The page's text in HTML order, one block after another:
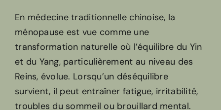
En médecine traditionnelle chinoise, la
ménopause est vue comme une
transformation naturelle où l’équilibre du Yin
et du Yang, particulièrement au niveau des
Reins, évolue. Lorsqu’un déséquilibre
survient, il peut entraîner fatigue, irritabilité,
troubles du sommeil ou brouillard mental.